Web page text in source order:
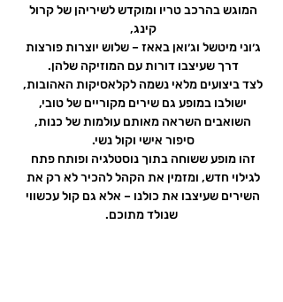
המוגש בהרכב טריו ומוקדש לשיריהן של קרול
קינג,
ג׳וני מיטשל וג׳ואן באאז – שלוש יוצרות פורצות
דרך שעיצבו דורות עם המוזיקה שלהן.
לצד ביצועים מלאי נשמה לקלאסיקות האהובות,
ישולבו במופע גם שירים מקוריים של טובי,
השואבים השראה מאותם עולמות של כנות,
סיפור אישי וקול נשי.
זהו מופע ששוחה בתוך נוסטלגיה ופותח פתח
לגילוי חדש, ומזמין את הקהל להכיר לא רק את
השירים שעיצבו את כולנו – אלא גם קול עכשווי
שנולד מתוכם.